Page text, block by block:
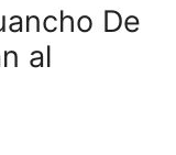
De
al